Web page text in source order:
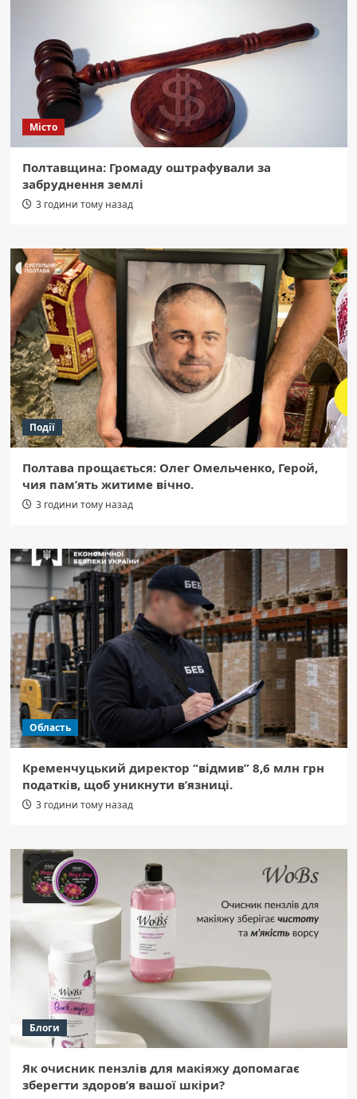
Місто
Полтавщина: Громаду оштрафували за
забруднення землі
3 години тому назад
Події
Полтава прощається: Олег Омельченко, Герой,
чия пам’ять житиме вічно.
3 години тому назад
Область
Кременчуцький директор “відмив” 8,6 млн грн
податків, щоб уникнути в’язниці.
3 години тому назад
Блоги
Як очисник пензлів для макіяжу допомагає
зберегти здоров’я вашої шкіри?